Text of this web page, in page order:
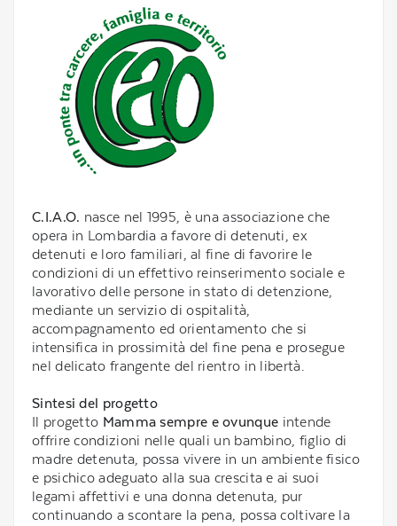
C.I.A.O. nasce nel 1995, è una associazione che
opera in Lombardia a favore di detenuti, ex
detenuti e loro familiari, al fine di favorire le
condizioni di un effettivo reinserimento sociale e
lavorativo delle persone in stato di detenzione,
mediante un servizio di ospitalità,
accompagnamento ed orientamento che si
intensifica in prossimità del fine pena e prosegue
nel delicato frangente del rientro in libertà.
Sintesi del progetto
Il progetto Mamma sempre e ovunque intende
offrire condizioni nelle quali un bambino, figlio di
madre detenuta, possa vivere in un ambiente fisico
e psichico adeguato alla sua crescita e ai suoi
legami affettivi e una donna detenuta, pur
continuando a scontare la pena, possa coltivare la